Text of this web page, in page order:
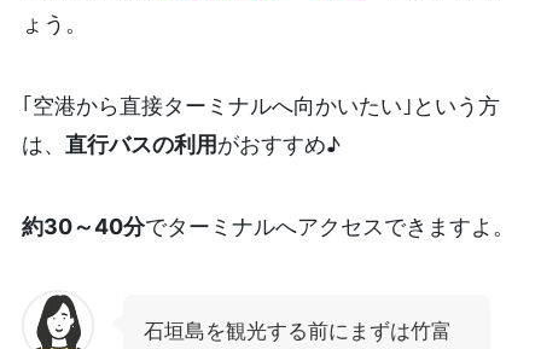
ょう。
｢空港から直接ターミナルへ向かいたい｣という方
は、 直行バスの利用がおすすめ♪
約30～40分でターミナルへアクセスできますよ。
石垣島を観光する前にまずは竹富